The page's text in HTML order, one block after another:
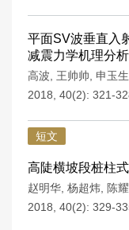
平面SV波垂直入
减震力学机理分析
高波 王帅帅 申玉生
2018, 40(2): 321-
短文
高陡横坡段桩柱
赵明华 杨超炜 陈
2018, 40(2): 329-